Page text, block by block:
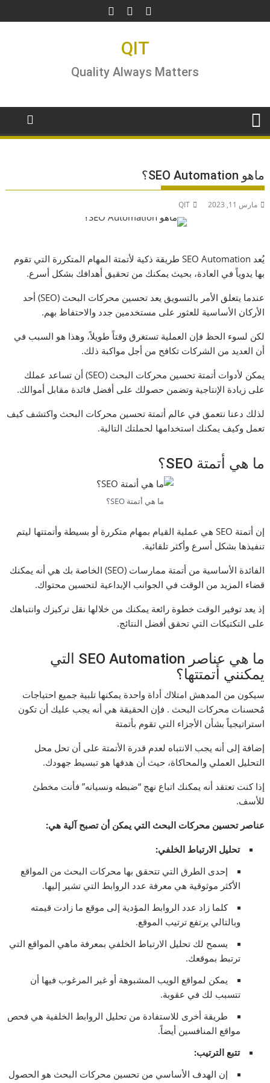
to
QIT
Quality Always Matters
ماهو SEO Automation؟
مارس 11, 2023 QIT
يُعد SEO Automation طريقة ذكية لأتمتة المهام المتكررة التي تقوم
بها يدوياً في العادة، بحيث يمكنك من تحقيق أهدافك بشكل أسرع.
عندما يتعلق الأمر بالتسويق يعد تحسين محركات البحث (SEO) أحد
الأركان الأساسية للعثور على مستخدمين جدد والاحتفاظ بهم.
لكن لسوء الحظ فإن العملية تستغرق وقتاً طويلاً، وهذا هو السبب في
أن العديد من الشركات تكافح من أجل مواكبة ذلك.
يمكن لأدوات أتمتة تحسين محركات البحث (SEO) أن تساعد عملك
على زيادة الإنتاجية وتضمن حصولك على أفضل فائدة مقابل أموالك.
لذلك دعنا نتعمق في عالم أتمتة تحسين محركات البحث واكتشف كيف
تعمل وكيف يمكنك استخدامها لحملتك التالية.
ما هي أتمتة SEO؟
ما هي أتمتة SEO؟
إن أتمتة SEO هي عملية القيام بمهام متكررة أو بسيطة وأتمتتها ليتم
تنفيذها بشكل أسرع وأكثر تلقائية.
الفائدة الأساسية من أتمتة ممارسات (SEO) الخاصة بك هي أنه يمكنك
قضاء المزيد من الوقت في الجوانب الإبداعية لتحسين محتواك.
إذ يعد توفير الوقت خطوة رائعة يمكنك من خلالها نقل تركيزك وانتباهك
على التكتيكات التي تحقق أفضل النتائج.
ما هي عناصر SEO Automation التي
يمكنني أتمتتها؟
سيكون من المدهش امتلاك أداة واحدة يمكنها تلبية جميع احتياجات
مُحسنات محركات البحث . فإن الحقيقة هي أنه يجب عليك أن تكون
استراتيجياً بشأن الأجزاء التي تقوم بأتمتة
إضافة إلى أنه يجب الانتباه لعدم قدرة الأتمتة على أن تحل محل
التحليل العملي والمحاكاة، حيث أن هدفها هو تبسيط جهودك.
إذا كنت تعتقد أنه يمكنك اتباع نهج “ضبطه ونسيانه” فأنت مخطئ
للأسف.
عناصر تحسين محركات البحث التي يمكن أن تصبح آلية هي:
تحليل الارتباط الخلفي:
إحدى الطرق التي تتحقق بها محركات البحث من المواقع
الأكثر موثوقية هي معرفة عدد الروابط التي تشير إليها.
كلما زاد عدد الروابط المؤدية إلى موقع ما زادت قيمته
وبالتالي يرتفع ترتيب الموقع.
يسمح لك تحليل الارتباط الخلفي بمعرفة ماهي المواقع التي
ترتبط بموقعك.
يمكن لمواقع الويب المشبوهة أو غير المرغوب فيها أن
تتسبب لك في عقوبة.
طريقة أخرى للاستفادة من تحليل الروابط الخلفية هي فحص
مواقع المنافسين أيضاً.
تتبع الترتيب:
إن الهدف الأساسي من تحسين محركات البحث هو الحصول